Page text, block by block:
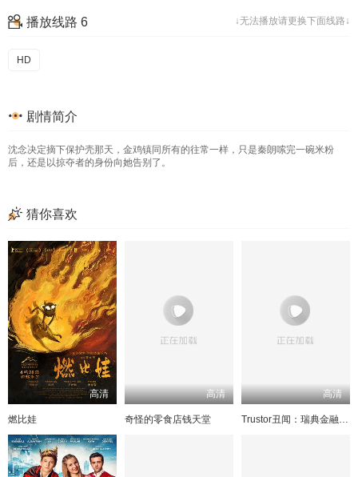
↓无法播放请更换下面线路↓
播放线路 6
HD
剧情简介
沈念决定摘下保护壳那天，金鸡镇同所有的往常一样，只是秦朗嗦完一碗米粉
后，还是以掠夺者的身份向她告别了。
猜你喜欢
高清
燃比娃
高清
奇怪的零食店钱天堂
高清
Trustor丑闻：瑞典金融案内幕